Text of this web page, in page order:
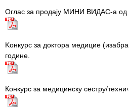
Оглас за продају МИНИ ВИДАС-а од
Kонкурс за доктора медицие
године.
Конкурс за медицинску сестру/
za dom
pregledi
KALENDAR